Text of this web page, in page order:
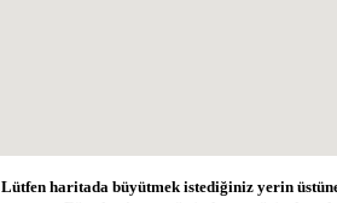
Lütfen haritada büyütmek istediğiniz yerin